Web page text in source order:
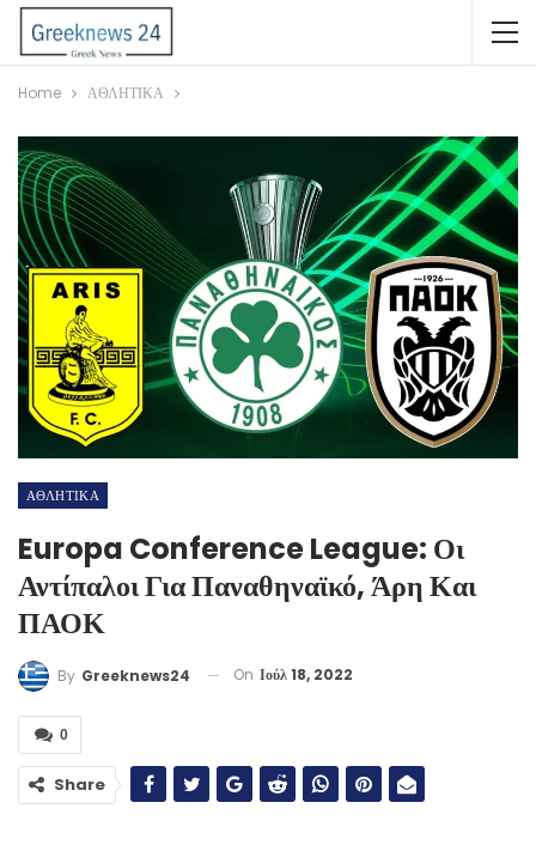
Home ΑΘΛΗΤΙΚΑ
ΑΘΛΗΤΙΚΑ
Europa Conference League: Οι
Αντίπαλοι Για Παναθηναϊκό, Άρη Και
ΠΑΟΚ
By Greeknews24 On Ιούλ 18, 2022
0
Share